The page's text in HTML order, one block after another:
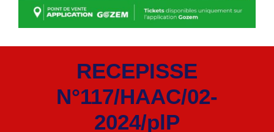
RECEPISSE
N°117/HAAC/02-
2024/plP